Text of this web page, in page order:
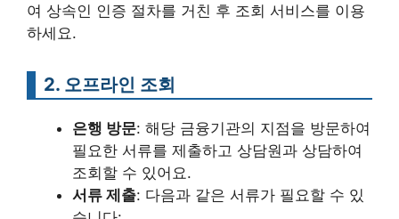
여 상속인 인증 절차를 거친 후 조회 서비스를 이용
하세요.
2. 오프라인 조회
은행 방문: 해당 금융기관의 지점을 방문하여
필요한 서류를 제출하고 상담원과 상담하여
조회할 수 있어요.
서류 제출: 다음과 같은 서류가 필요할 수 있